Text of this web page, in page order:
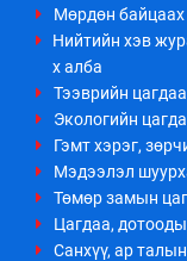
Мөрдөн байцаах
Нийтийн хэв
х алба
Тээврийн
Экологийн
Гэмт хэрэг,
Мэдээлэл
Төмөр замын
Цагдаа,
Санхүү, ар